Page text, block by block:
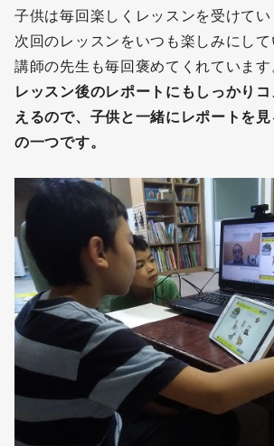
子供は毎回楽しくレッスンを受けてい
次回のレッスンをいつも楽しみにして
講師の先生も毎回褒めてくれています
レッスン後のレポートにもしっかり
えるので、子供と一緒にレポートを
の一つです。